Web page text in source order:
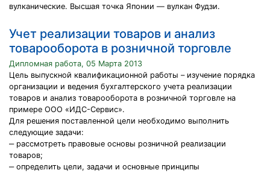
вулканические. Высшая точка Японии — вулкан Фудзи.
Учет реализации товаров и анализ
товарооборота в розничной торговле
Дипломная работа, 05 Марта 2013
Цель выпускной квалификационной работы – изучение порядка
организации и ведения бухгалтерского учета реализации
товаров и анализ товарооборота в розничной торговле на
примере ООО «ИДС-Сервис».
Для решения поставленной цели необходимо выполнить
следующие задачи:
‒ рассмотреть правовые основы розничной реализации
товаров;
‒ определить цели, задачи и основные принципы